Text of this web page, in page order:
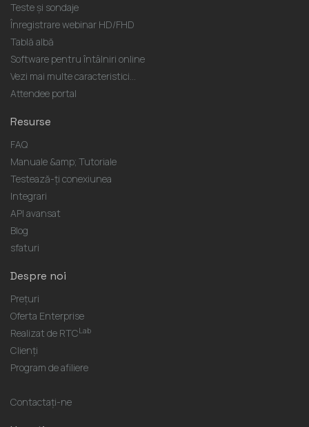
Teste și sondaje
Înregistrare webinar HD/FHD
Tablă albă
Software pentru întâlniri online
Vezi mai multe caracteristici...
Attendee portal
Resurse
FAQ
Manuale &amp; Tutoriale
Testează-ți conexiunea
Integrari
API avansat
Blog
sfaturi
Despre noi
Prețuri
Oferta Enterprise
Realizat de RTCLab
Clienți
Program de afiliere
Contactaţi-ne